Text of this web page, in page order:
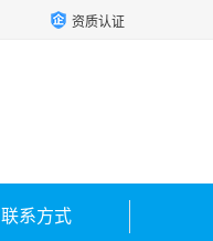
资质认证
联系方式